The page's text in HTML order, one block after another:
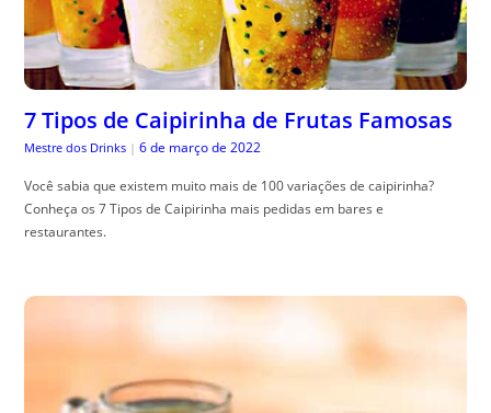
7 Tipos de Caipirinha de Frutas Famosas
Mestre dos Drinks | 6 de março de 2022
Você sabia que existem muito mais de 100 variações de caipirinha?
Conheça os 7 Tipos de Caipirinha mais pedidas em bares e
restaurantes.